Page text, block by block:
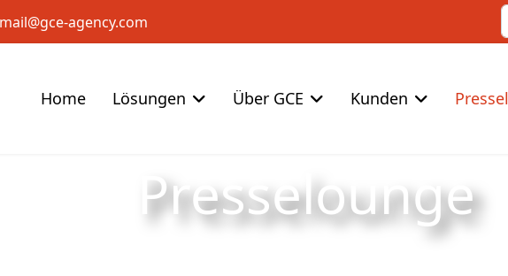
mail@gce-agency.com
Home Lösungen Über GCE Kunden
Presselounge